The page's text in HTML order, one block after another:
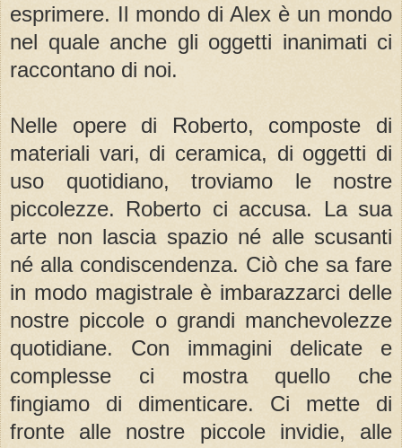
esprimere. Il mondo di Alex è un mondo
nel quale anche gli oggetti inanimati ci
raccontano di noi.
Nelle opere di Roberto, composte di
materiali vari, di ceramica, di oggetti di
uso quotidiano, troviamo le nostre
piccolezze. Roberto ci accusa. La sua
arte non lascia spazio né alle scusanti
né alla condiscendenza. Ciò che sa fare
in modo magistrale è imbarazzarci delle
nostre piccole o grandi manchevolezze
quotidiane. Con immagini delicate e
complesse ci mostra quello che
fingiamo di dimenticare. Ci mette di
fronte alle nostre piccole invidie, alle